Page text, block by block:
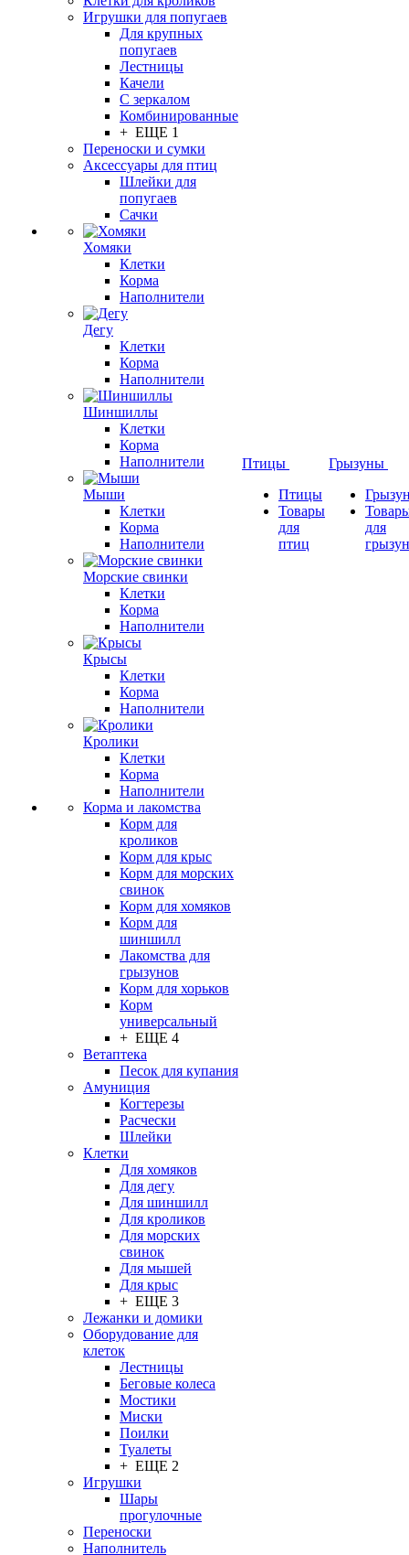
Игрушки для попугаев
Для крупных
попугаев
Лестницы
Качели
С зеркалом
Комбинированные
+ ЕЩЕ 1
Переноски и сумки
Аксессуары для птиц
Шлейки для
попугаев
Сачки
Хомяки
Клетки
Корма
Наполнители
Дегу
Клетки
Корма
Наполнители
Шиншиллы
Клетки
Корма
Наполнители
Мыши
Клетки
Корма
Наполнители
Морские свинки
Клетки
Корма
Наполнители
Крысы
Клетки
Корма
Наполнители
Кролики
Клетки
Корма
Наполнители
Корма и лакомства
Корм для
кроликов
Корм для крыс
Корм для морских
свинок
Корм для хомяков
Корм для
шиншилл
Лакомства для
грызунов
Корм для хорьков
Корм
универсальный
+ ЕЩЕ 4
Ветаптека
Песок для купания
Амуниция
Когтерезы
Расчески
Шлейки
Клетки
Для хомяков
Для дегу
Для шиншилл
Для кроликов
Для морских
свинок
Для мышей
Для крыс
+ ЕЩЕ 3
Лежанки и домики
Оборудование для
клеток
Лестницы
Беговые колеса
Мостики
Миски
Поилки
Туалеты
+ ЕЩЕ 2
Игрушки
Шары
прогулочные
Переноски
Наполнитель
Птицы
Птицы
Товары
для
птиц
Грызуны
для